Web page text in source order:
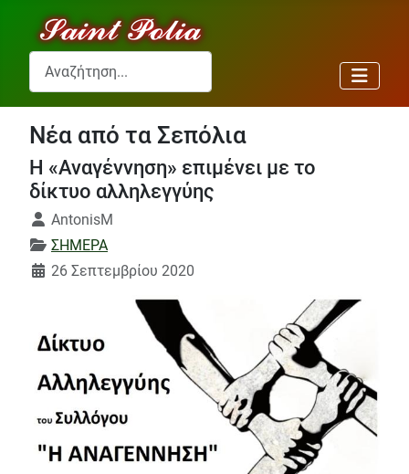
Αναζήτηση...
Νέα από τα Σεπόλια
Η «Αναγέννηση» επιμένει με το
δίκτυο αλληλεγγύης
Λεπτομέρειες
AntonisM
ΣΗΜΕΡΑ
26 Σεπτεμβρίου 2020